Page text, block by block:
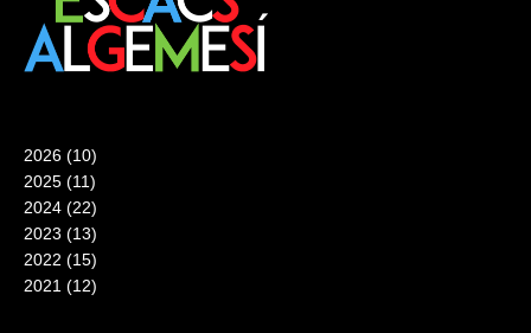
2026 (10)
2025 (11)
2024 (22)
2023 (13)
2022 (15)
2021 (12)